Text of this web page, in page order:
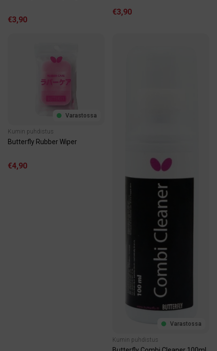
€3,90
€3,90
Varastossa
Kumin puhdistus
Butterfly Rubber Wiper
€4,90
Varastossa
Kumin puhdistus